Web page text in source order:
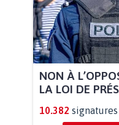
NON À
LA LOI DE
10.382 signatures